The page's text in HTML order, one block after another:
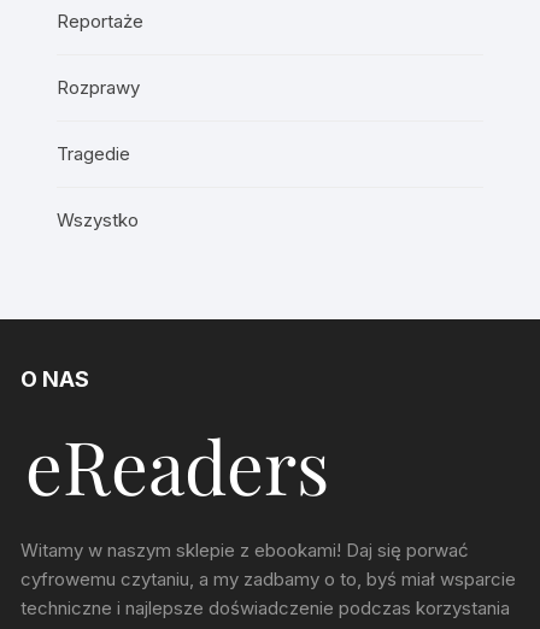
Reportaże
Rozprawy
Tragedie
Wszystko
O NAS
Witamy w naszym sklepie z ebookami! Daj się porwać
cyfrowemu czytaniu, a my zadbamy o to, byś miał wsparcie
techniczne i najlepsze doświadczenie podczas korzystania